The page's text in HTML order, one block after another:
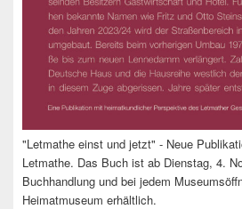
"Letmathe einst und jetzt" - Neue
Letmathe. Das Buch ist ab Dienstag, 4.
Buchhandlung und bei jedem
Heimatmuseum erhältlich.